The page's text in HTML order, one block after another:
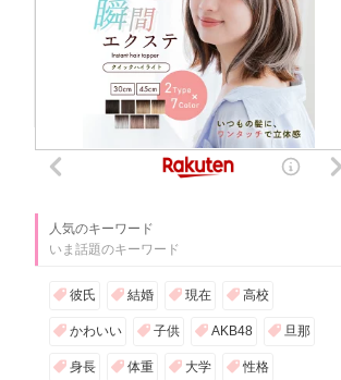
人気のキーワード
いま話題のキーワード
彼氏 結婚 現在 高校
かわいい 子供 AKB48 旦那
身長 体重 大学 性格